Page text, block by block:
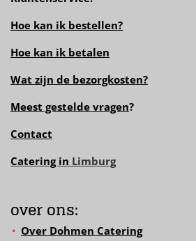
Hoe kan ik bestellen?
Hoe kan ik betalen
Wat zijn de bezorgkosten?
Meest gestelde vragen?
Contact
Catering in Limburg
over ons:
Over Dohmen Catering